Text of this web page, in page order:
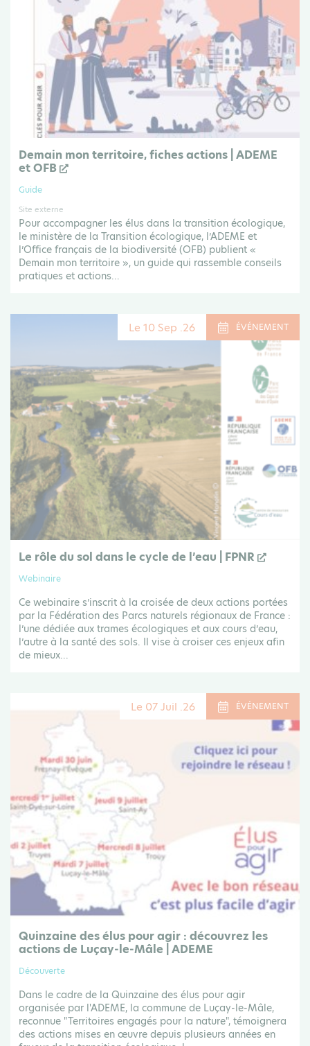
Demain mon territoire, fiches actions | ADEME
et OFB
Guide
Site externe
Pour accompagner les élus dans la transition écologique,
le ministère de la Transition écologique, l’ADEME et
l’Office français de la biodiversité (OFB) publient «
Demain mon territoire », un guide qui rassemble conseils
pratiques et actions...
Le 10 Sep .26 ÉVÉNEMENT
Le rôle du sol dans le cycle de l’eau | FPNR
Webinaire
Ce webinaire s’inscrit à la croisée de deux actions portées
par la Fédération des Parcs naturels régionaux de France :
l’une dédiée aux trames écologiques et aux cours d’eau,
l’autre à la santé des sols. Il vise à croiser ces enjeux afin
de mieux...
Le 07 Juil .26 ÉVÉNEMENT
Quinzaine des élus pour agir : découvrez les
actions de Luçay-le-Mâle | ADEME
Découverte
Dans le cadre de la Quinzaine des élus pour agir
organisée par l'ADEME, la commune de Luçay-le-Mâle,
reconnue "Territoires engagés pour la nature", témoignera
des actions mises en œuvre depuis plusieurs années en